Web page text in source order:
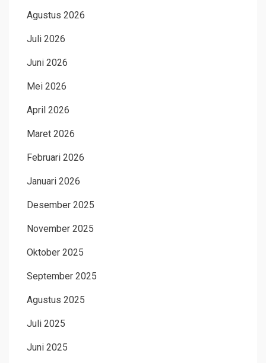
Agustus 2026
Juli 2026
Juni 2026
Mei 2026
April 2026
Maret 2026
Februari 2026
Januari 2026
Desember 2025
November 2025
Oktober 2025
September 2025
Agustus 2025
Juli 2025
Juni 2025